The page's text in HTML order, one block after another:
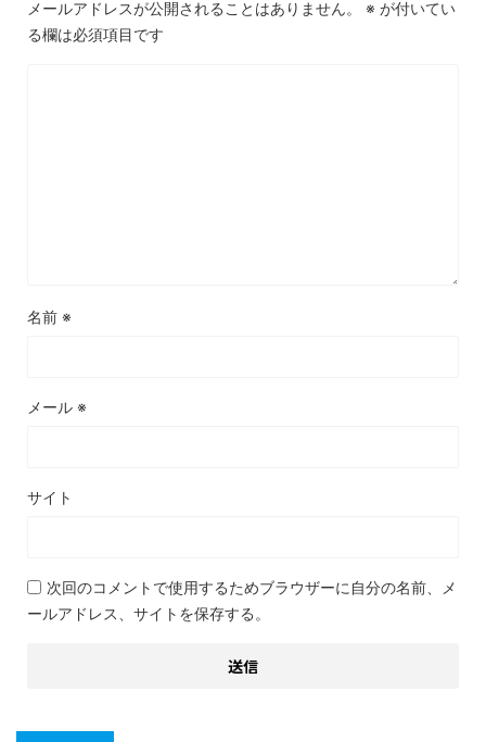
メールアドレスが公開されることはありません。 ※ が付いてい
る欄は必須項目です
名前 ※
メール ※
サイト
次回のコメントで使用するためブラウザーに自分の名前、メ
ールアドレス、サイトを保存する。